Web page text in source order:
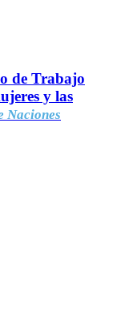
de Trabajo
y las
Naciones